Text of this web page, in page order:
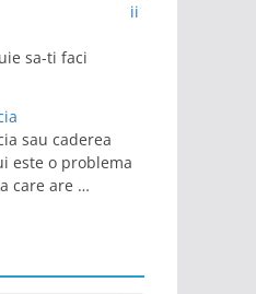
ii
sa-ti faci
sau caderea
este o problema
care are …